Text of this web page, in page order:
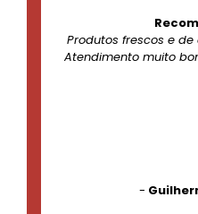
Produtos frescos e
Atendimento muito
-